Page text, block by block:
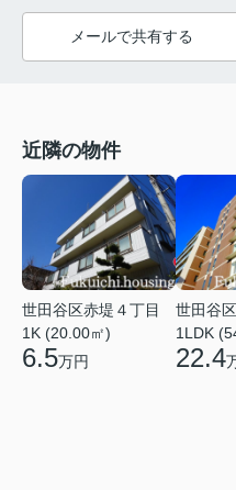
メールで共有する
近隣の物件
世田谷区赤堤４丁目
1K (20.00㎡)
6.5万円
世田谷
1LDK
22.4